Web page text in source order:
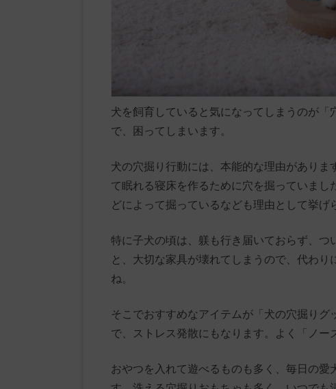
犬を飼育していると気になってしまうのが
で、困ってしまいます。
犬の穴掘り行動には、本能的な理由があり
て眠れる寝床を作るために穴を掘っていま
どによって掘っているなども理由として挙げ
特に子犬の頃は、躾も行き届いておらず、つ
と、大切な家具が壊れてしまうので、代わ
ね。
そこでおすすめなアイテムが「犬の穴掘り
で、ストレス発散にもなります。よく「ノー
おやつを入れて遊べるものも多く、毎日の